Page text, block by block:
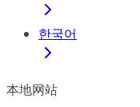
한국어
本地网站